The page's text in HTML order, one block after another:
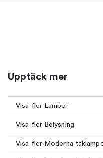
Upptäck mer
Visa fler Lampor
Visa fler Belysning
Visa fler Moderna